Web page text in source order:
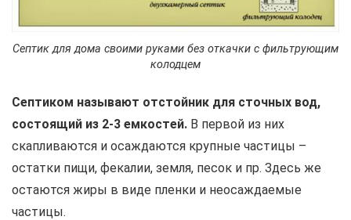
Септик для дома своими руками без откачки с фильтрующим
колодцем
Септиком называют отстойник для сточных вод,
состоящий из 2-3 емкостей. В первой из них
скапливаются и осаждаются крупные частицы –
остатки пищи, фекалии, земля, песок и пр. Здесь же
остаются жиры в виде пленки и неосаждаемые
частицы.